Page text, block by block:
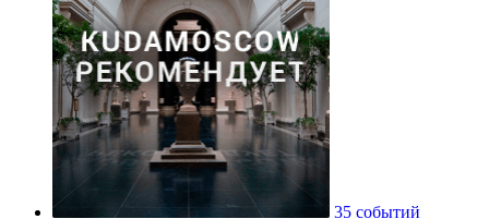
35 событий